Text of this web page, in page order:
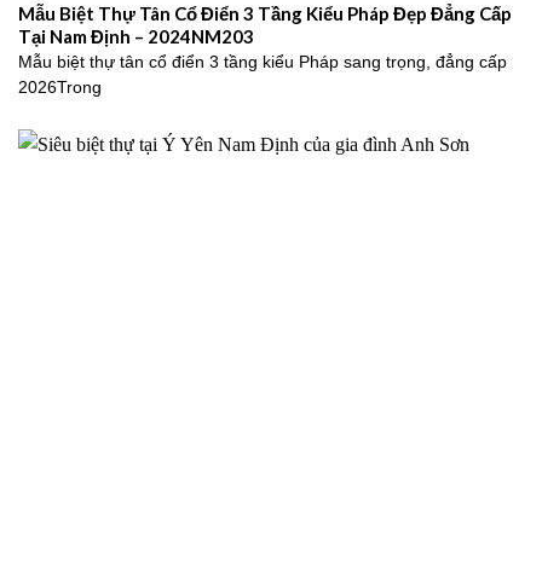
Mẫu Biệt Thự Tân Cổ Điển 3 Tầng Kiểu Pháp Đẹp Đẳng Cấp
Tại Nam Định – 2024NM203
Mẫu biệt thự tân cổ điển 3 tầng kiểu Pháp sang trọng, đẳng cấp
2026Trong